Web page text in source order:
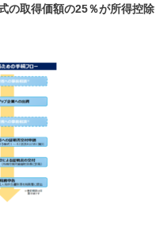
の取得価額の25％が所得控除